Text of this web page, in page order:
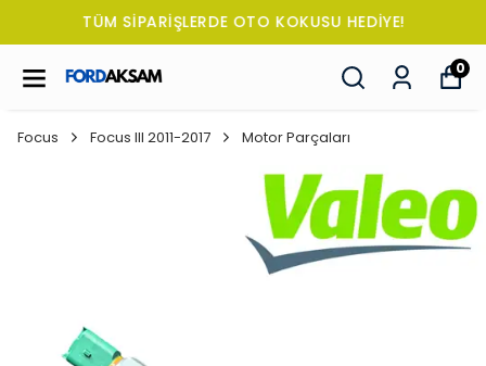
TÜM SİPARİŞLERDE OTO KOKUSU HEDİYE!
0
Focus Focus III 2011-2017 Motor Parçaları